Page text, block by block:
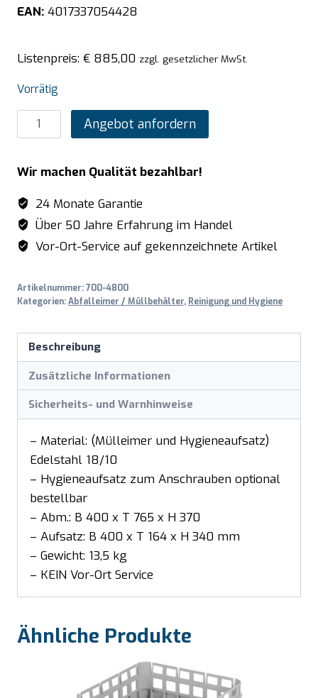
EAN: 4017337054428
Listenpreis: € 885,00 zzgl. gesetzlicher MwSt.
Vorrätig
SARO
Edelstahlmülleimer
Liter,
Modell
Apollo
Menge
Angebot anfordern
Wir machen Qualität bezahlbar!
24 Monate Garantie
Über 50 Jahre Erfahrung im Handel
Vor-Ort-Service auf gekennzeichnete Artikel
Artikelnummer:700-4800
Kategorien:Abfalleimer / Müllbehälter, Reinigung und Hygiene
Beschreibung
Zusätzliche Informationen
Sicherheits- und Warnhinweise
– Material: (Mülleimer und Hygieneaufsatz)
Edelstahl 18/10
– Hygieneaufsatz zum Anschrauben optional
bestellbar
– Abm.: B 400 x T 765 x H 370
– Aufsatz: B 400 x T 164 x H 340 mm
– Gewicht: 13,5 kg
– KEIN Vor-Ort Service
Ähnliche Produkte